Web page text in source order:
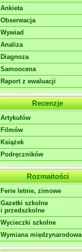
Ankieta
Obserwacja
Wywiad
Analiza
Diagnoza
Samoocena
Raport z ewaluacji
Recenzje
Artykułów
Filmów
Książek
Podręczników
Rozmaitości
Ferie letnie, zimowe
Gazetki szkolne
i przedszkolne
Wycieczki szkolne
Wymiana międzynarodowa